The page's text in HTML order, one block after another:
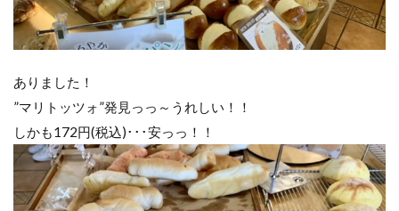
ありました！
”マリトッツォ”発見っっ～うれしい！！
しかも172円(税込)･･･安っっ！！